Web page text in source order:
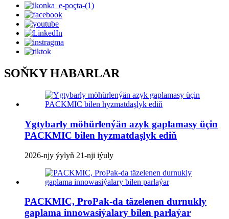
SOŇKY HABARLAR
Ygtybarly möhürlenýän azyk gaplamasy üçin
PACKMIC bilen hyzmatdaşlyk ediň
2026-njy ýylyň 21-nji iýuly
PACKMIC, ProPak-da täzelenen durnukly
gaplama innowasiýalary bilen parlaýar